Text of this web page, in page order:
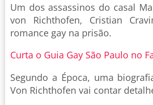
Um dos assassinos do casal
von Richthofen, Cristian
romance gay na prisão.
Curta o Guia Gay São Paulo no
Segundo a Época, uma
Von Richthofen vai contar